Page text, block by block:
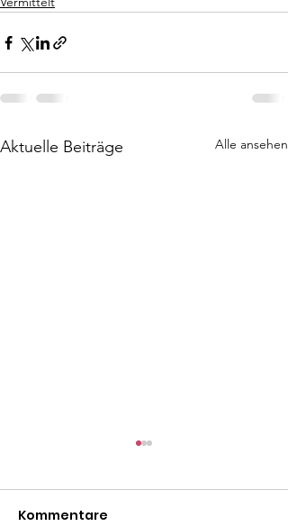
Aktuelle Beiträge Alle ansehen
Kommentare